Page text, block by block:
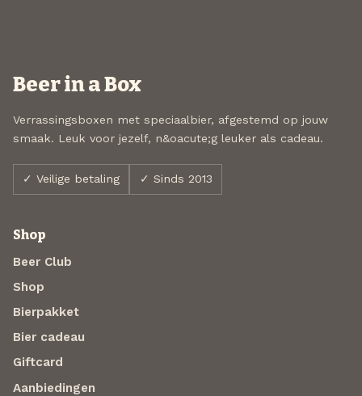
Beer in a Box
Verrassingsboxen met speciaalbier, afgestemd op jouw
smaak. Leuk voor jezelf, n&oacute;g leuker als cadeau.
✓ Veilige betaling ✓ Sinds 2013
Shop
Beer Club
Shop
Bierpakket
Bier cadeau
Giftcard
Aanbiedingen